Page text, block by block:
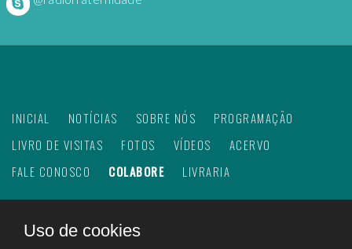
INICIAL NOTÍCIAS SOBRE NÓS
PROGRAMAÇÃO
LIVRO DE VISITAS
FOTOS VÍDEOS
ACERVO
FALE CONOSCO
COLABORE LIVRARIA
2026Web Rádio Fraternidade. Todos os direitos
Uso de cookies